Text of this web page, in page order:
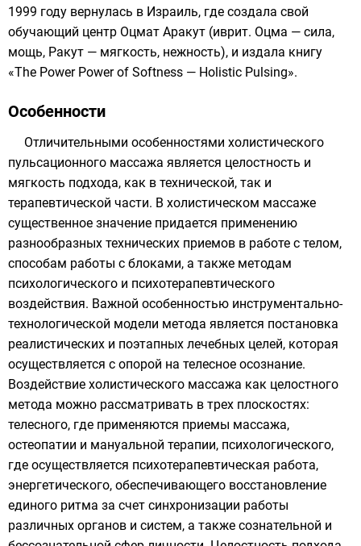
1999 году вернулась в Израиль, где создала свой
обучающий центр Оцмат Аракут (иврит. Оцма — сила,
мощь, Ракут — мягкость, нежность), и издала книгу
«The Power Power of Softness — Holistic Pulsing».
Особенности
Отличительными особенностями холистического
пульсационного массажа является целостность и
мягкость подхода, как в технической, так и
терапевтической части. В холистическом массаже
существенное значение придается применению
разнообразных технических приемов в работе с телом,
способам работы с блоками, а также методам
психологического и психотерапевтического
воздействия. Важной особенностью инструментально-
технологической модели метода является постановка
реалистических и поэтапных лечебных целей, которая
осуществляется с опорой на телесное осознание.
Воздействие холистического массажа как целостного
метода можно рассматривать в трех плоскостях:
телесного, где применяются приемы массажа,
остеопатии и мануальной терапии, психологического,
где осуществляется психотерапевтическая работа,
энергетического, обеспечивающего восстановление
единого ритма за счет синхронизации работы
различных органов и систем, а также сознательной и